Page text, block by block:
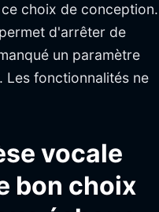
choix de conception.
d'arrêter de
un paramètre
Les fonctionnalités ne
vocale
bon choix